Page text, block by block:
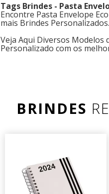
Tags Brindes - Pasta
Encontre Pasta Envelope
mais Brindes Personalizados.
Veja Aqui Diversos Modelos
Personalizado com os
BRINDES